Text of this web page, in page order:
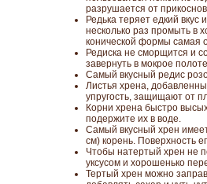
разрушается от
Редька теряет едкий
несколько раз промыть в
конической формы самая
Редиска не сморщится и
завернуть в мокрое
Самый вкусный редис
Листья хрена,
упругость, защищают от
Корни хрена быстро
подержите их в воде.
Самый вкусный хрен
см) корень. Поверхность
Чтобы натертый хрен не
уксусом и хорошенько
Тертый хрен можно